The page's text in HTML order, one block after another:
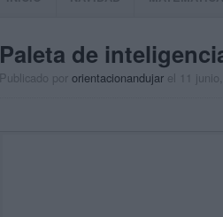
Paleta de
Publicado por orientacionandujar el 11